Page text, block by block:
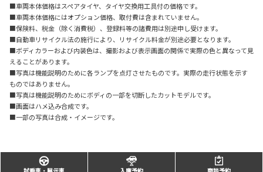
■車両本体価格はスペアタイヤ、タイヤ交換用工具付の価格です。
■車両本体価格にはオプション価格、取付費は含まれていません。
■保険料、税金（除く消費税）、登録料等の諸費用は別途申し受けます。
■自動車リサイクル法の施行により、リサイクル料金が別途必要となります。
■ボディカラーおよび内装色は、撮影および表示画面の関係で実際の色と異なって見
えることがあります。
■写真は機能説明のために各ランプを点灯させたものです。実際の走行状態を示す
ものではありません。
■写真は機能説明のためにボディの一部を切断したカットモデルです。
■画面はハメ込み合成です。
■一部の写真は合成・イメージです。